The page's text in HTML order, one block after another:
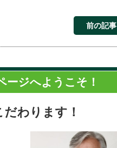
前の記事
ージへようこそ！
わります！